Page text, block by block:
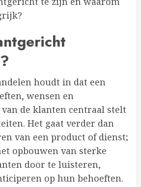
houdt in dat een
wensen en
de klanten centraal stelt
Het gaat verder dan
van een product of dienst;
opbouwen van sterke
door te luisteren,
op hun behoeften.